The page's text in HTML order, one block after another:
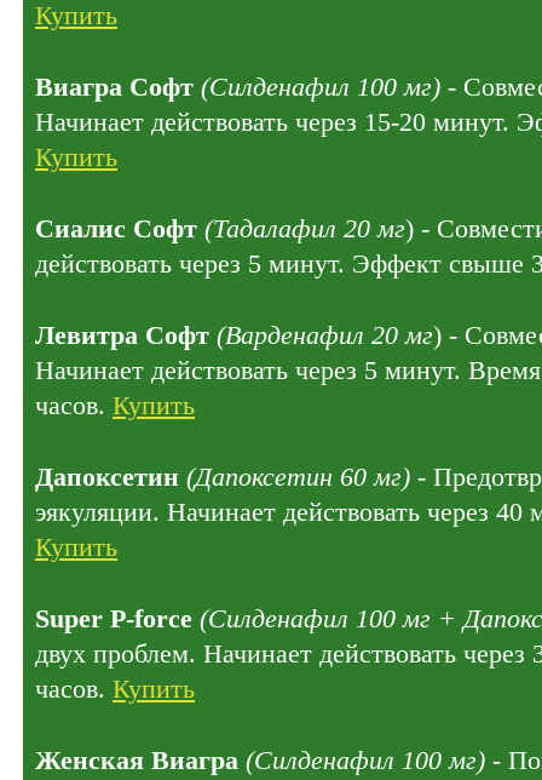
Купить
Виагра Софт (Силденафил 100 мг) -
Начинает действовать через 15-20 минут.
Купить
Сиалис Софт (Тадалафил 20 мг) -
действовать через 5 минут. Эффект свыше
Левитра Софт (Варденафил 20 мг) -
Начинает действовать через 5 минут.
часов. Купить
Дапоксетин (Дапоксетин 60 мг) -
эякуляции. Начинает действовать через
Купить
Super P-force (Силденафил 100 мг +
двух проблем. Начинает действовать
часов. Купить
Женская Виагра (Силденафил 100 мг) -